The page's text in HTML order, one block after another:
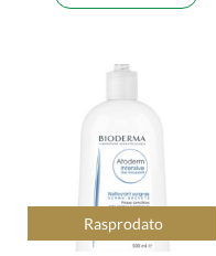
Rasprodato